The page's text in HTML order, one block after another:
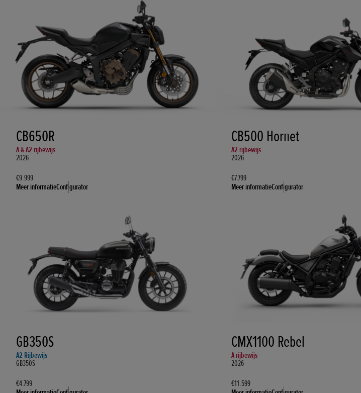
CB650R
A & A2 rijbewijs
2026
€9.999
Meer informatieConfigurator
CB500 Hornet
A2 rijbewijs
2026
€7.799
Meer informatieConfigurator
GB350S
A2 Rijbewijs
GB350S
€4.799
CMX1100 Rebel
A rijbewijs
2026
€11.599